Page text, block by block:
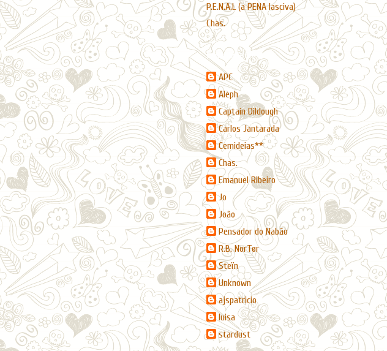
P.E.N.A.L (a PENA lasciva)
Chas.
Contribuidores
APC
Aleph
Captain Dildough
Carlos Jantarada
Cemideias**
Chas.
Emanuel Ribeiro
Jo
João
Pensador do Nabão
R.B. NorTør
Steïn
Unknown
ajspatricio
luisa
stardust